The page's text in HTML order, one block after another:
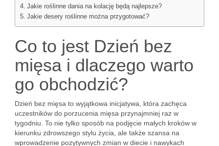
Jakie roślinne dania na kolację będą najlepsze?
Jakie desery roślinne można przygotować?
Co to jest Dzień bez
mięsa i dlaczego warto
go obchodzić?
Dzień bez mięsa to wyjątkowa inicjatywa, która zachęca
uczestników do porzucenia mięsa przynajmniej raz w
tygodniu. To nie tylko sposób na podjęcie małych kroków w
kierunku zdrowszego stylu życia, ale także szansa na
wprowadzenie pozytywnych zmian w diecie i nawykach